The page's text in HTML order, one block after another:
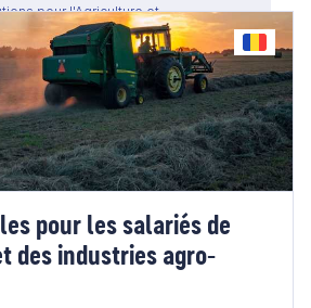
pour l'Agriculture et
pour les salariés de
des industries agro-